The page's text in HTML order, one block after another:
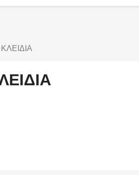
ΚΛΕΙΔΙΑ